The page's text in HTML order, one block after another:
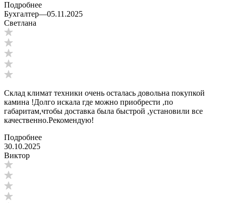
Подробнее
Бухгалтер—05.11.2025
Светлана
Склад климат техники очень осталась довольна покупкой
камина !Долго искала где можно приобрести ,по
габаритам,чтобы доставка была быстрой ,установили все
качественно.Рекомендую!
Подробнее
30.10.2025
Виктор